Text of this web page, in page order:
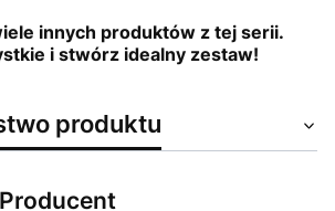
innych produktów z tej serii.
i stwórz idealny zestaw!
produktu
Producent